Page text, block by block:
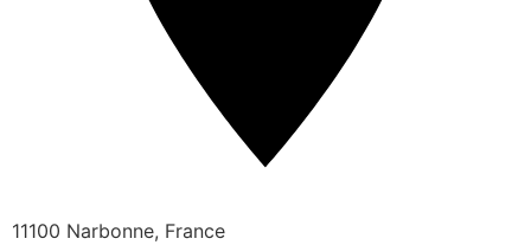
11100 Narbonne, France